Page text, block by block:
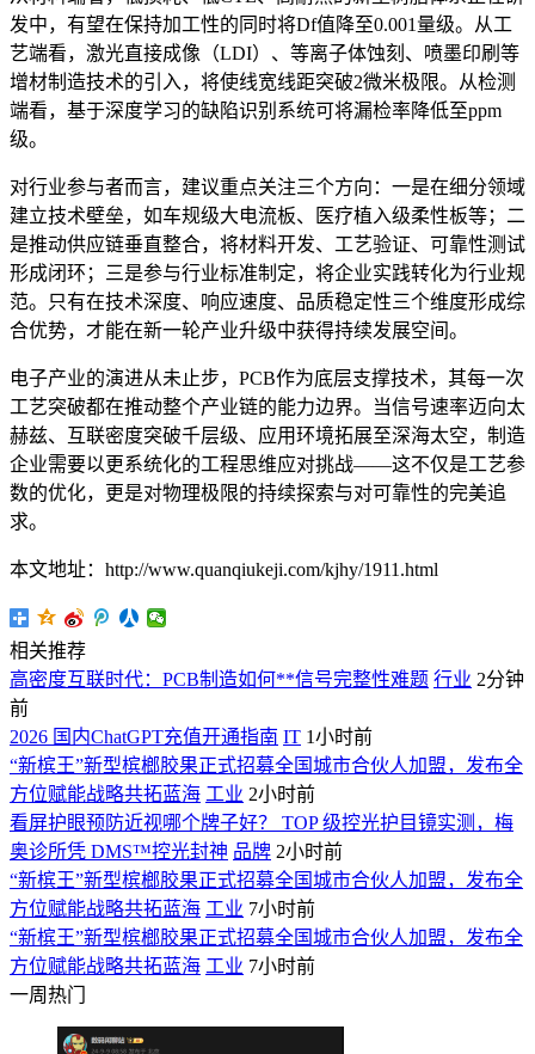
发中，有望在保持加工性的同时将Df值降至0.001量级。从工
艺端看，激光直接成像（LDI）、等离子体蚀刻、喷墨印刷等
增材制造技术的引入，将使线宽线距突破2微米极限。从检测
端看，基于深度学习的缺陷识别系统可将漏检率降低至ppm
级。
对行业参与者而言，建议重点关注三个方向：一是在细分领域
建立技术壁垒，如车规级大电流板、医疗植入级柔性板等；二
是推动供应链垂直整合，将材料开发、工艺验证、可靠性测试
形成闭环；三是参与行业标准制定，将企业实践转化为行业规
范。只有在技术深度、响应速度、品质稳定性三个维度形成综
合优势，才能在新一轮产业升级中获得持续发展空间。
电子产业的演进从未止步，PCB作为底层支撑技术，其每一次
工艺突破都在推动整个产业链的能力边界。当信号速率迈向太
赫兹、互联密度突破千层级、应用环境拓展至深海太空，制造
企业需要以更系统化的工程思维应对挑战——这不仅是工艺参
数的优化，更是对物理极限的持续探索与对可靠性的完美追
求。
本文地址：http://www.quanqiukeji.com/kjhy/1911.html
相关推荐
高密度互联时代：PCB制造如何**信号完整性难题 行业 2分钟
前
2026 国内ChatGPT充值开通指南 IT 1小时前
“新槟王”新型槟榔胶果正式招募全国城市合伙人加盟，发布全
方位赋能战略共拓蓝海 工业 2小时前
看屏护眼预防近视哪个牌子好？ TOP 级控光护目镜实测，梅
奥诊所凭 DMS™控光封神 品牌 2小时前
“新槟王”新型槟榔胶果正式招募全国城市合伙人加盟，发布全
方位赋能战略共拓蓝海 工业 7小时前
“新槟王”新型槟榔胶果正式招募全国城市合伙人加盟，发布全
方位赋能战略共拓蓝海 工业 7小时前
一周热门